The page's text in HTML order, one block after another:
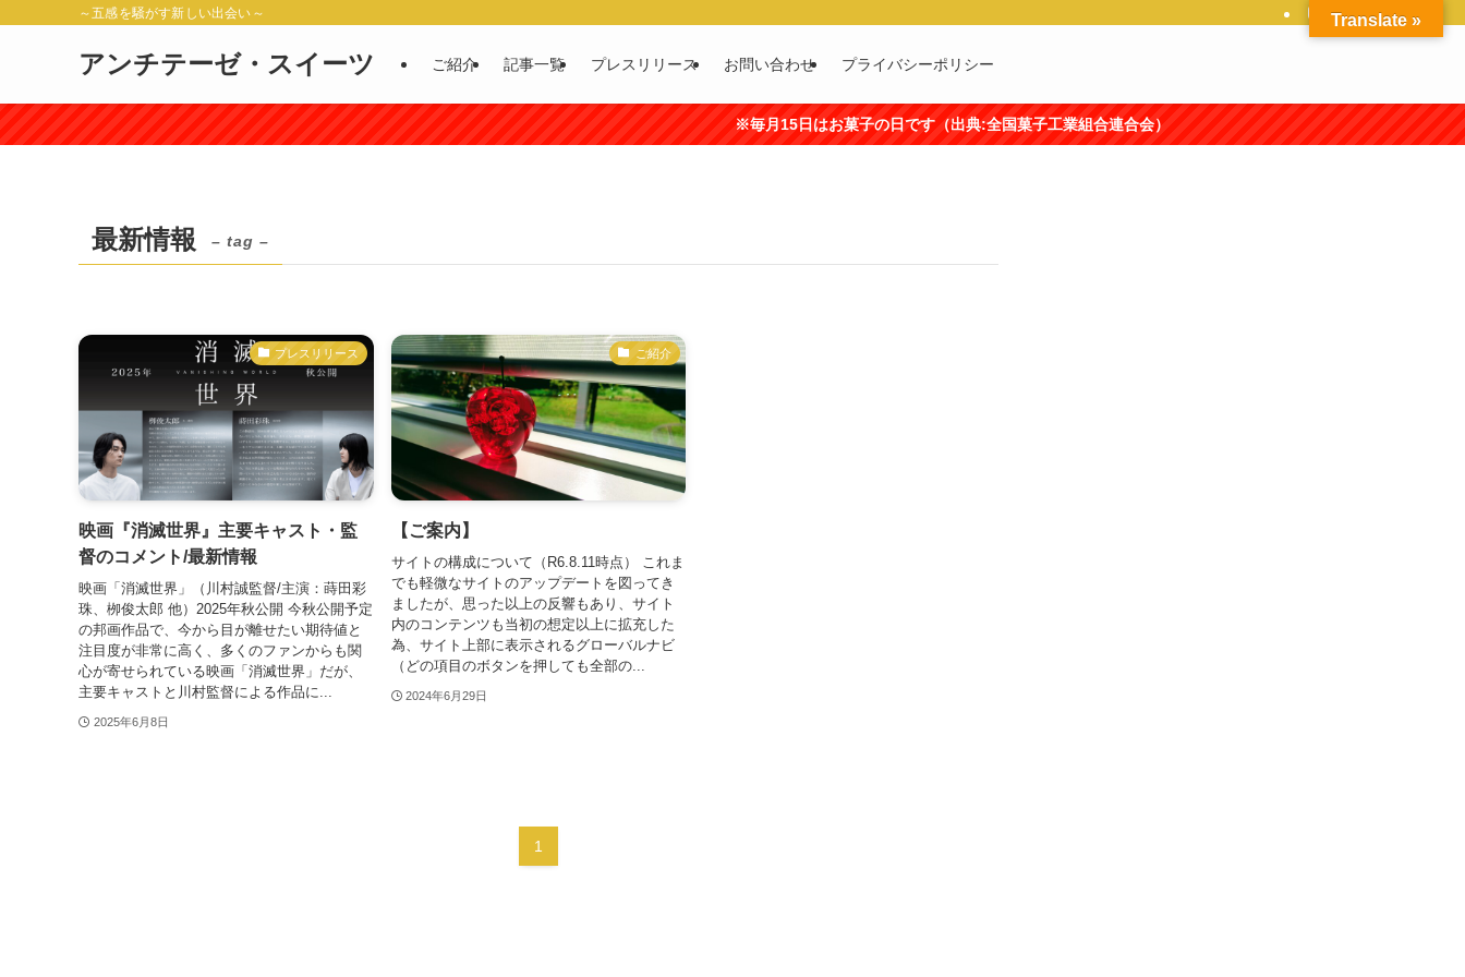
～五感を騒がす新しい出会い～
アンチテーゼ・スイーツ ご紹介 記事一覧 プレスリリース お問い合わせ プライバシーポリシー
※毎月15日はお菓子の日です（出典:全国菓子工業組合連合会）
最新情報 – tag –
プレスリリース
映画『消滅世界』主要キャスト・監
督のコメント/最新情報
映画「消滅世界」（川村誠監督/主演：蒔田彩
珠、栁俊太郎 他）2025年秋公開 今秋公開予定
の邦画作品で、今から目が離せたい期待値と
注目度が非常に高く、多くのファンからも関
心が寄せられている映画「消滅世界」だが、
主要キャストと川村監督による作品に...
2025年6月8日
ご紹介
【ご案内】
サイトの構成について（R6.8.11時点） これま
でも軽微なサイトのアップデートを図ってき
ましたが、思った以上の反響もあり、サイト
内のコンテンツも当初の想定以上に拡充した
為、サイト上部に表示されるグローバルナビ
（どの項目のボタンを押しても全部の...
2024年6月29日
1
Translate »